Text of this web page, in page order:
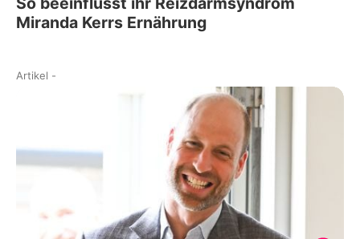
Miranda Kerrs Ernährung
Artikel -